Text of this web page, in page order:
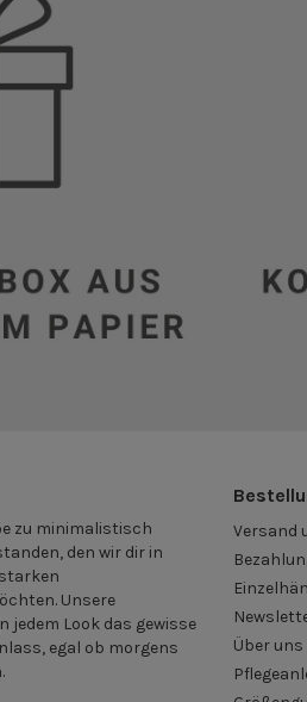
zu minimalistisch
den wir dir in
Unsere
jedem Look das gewisse
egal ob morgens
Versand
Über uns